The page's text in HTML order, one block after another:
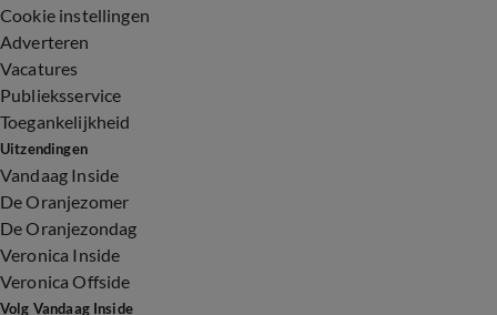
Cookie instellingen
Adverteren
Vacatures
Publieksservice
Toegankelijkheid
Uitzendingen
Vandaag Inside
De Oranjezomer
De Oranjezondag
Veronica Inside
Veronica Offside
Volg Vandaag Inside